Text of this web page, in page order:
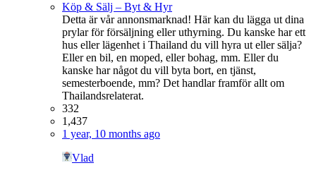
Köp & Sälj – Byt & Hyr
Detta är vår annonsmarknad! Här kan du lägga ut dina
prylar för försäljning eller uthyrning. Du kanske har ett
hus eller lägenhet i Thailand du vill hyra ut eller sälja?
Eller en bil, en moped, eller bohag, mm. Eller du
kanske har något du vill byta bort, en tjänst,
semesterboende, mm? Det handlar framför allt om
Thailandsrelaterat.
332
1,437
1 year, 10 months ago
Vlad